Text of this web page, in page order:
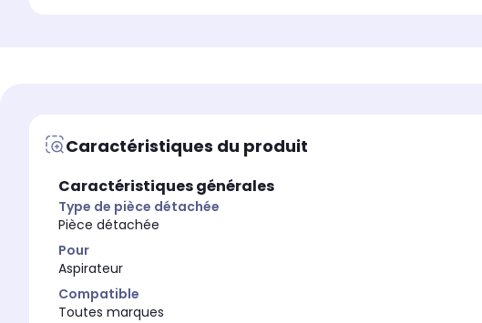
Caractéristiques du produit
Caractéristiques générales
Type de pièce détachée
Pièce détachée
Pour
Aspirateur
Compatible
Toutes marques